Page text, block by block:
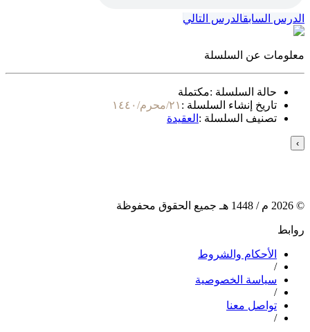
الدرس السابقالدرس التالي
معلومات عن السلسلة
حالة السلسلة :مكتملة
تاريخ إنشاء السلسلة : ٢١/محرم/١٤٤٠
تصنيف السلسلة : العقيدة
›
©
2026 م / 1448 هـ جميع الحقوق محفوظة
روابط
الأحكام والشروط
/
سياسة الخصوصية
/
تواصل معنا
/